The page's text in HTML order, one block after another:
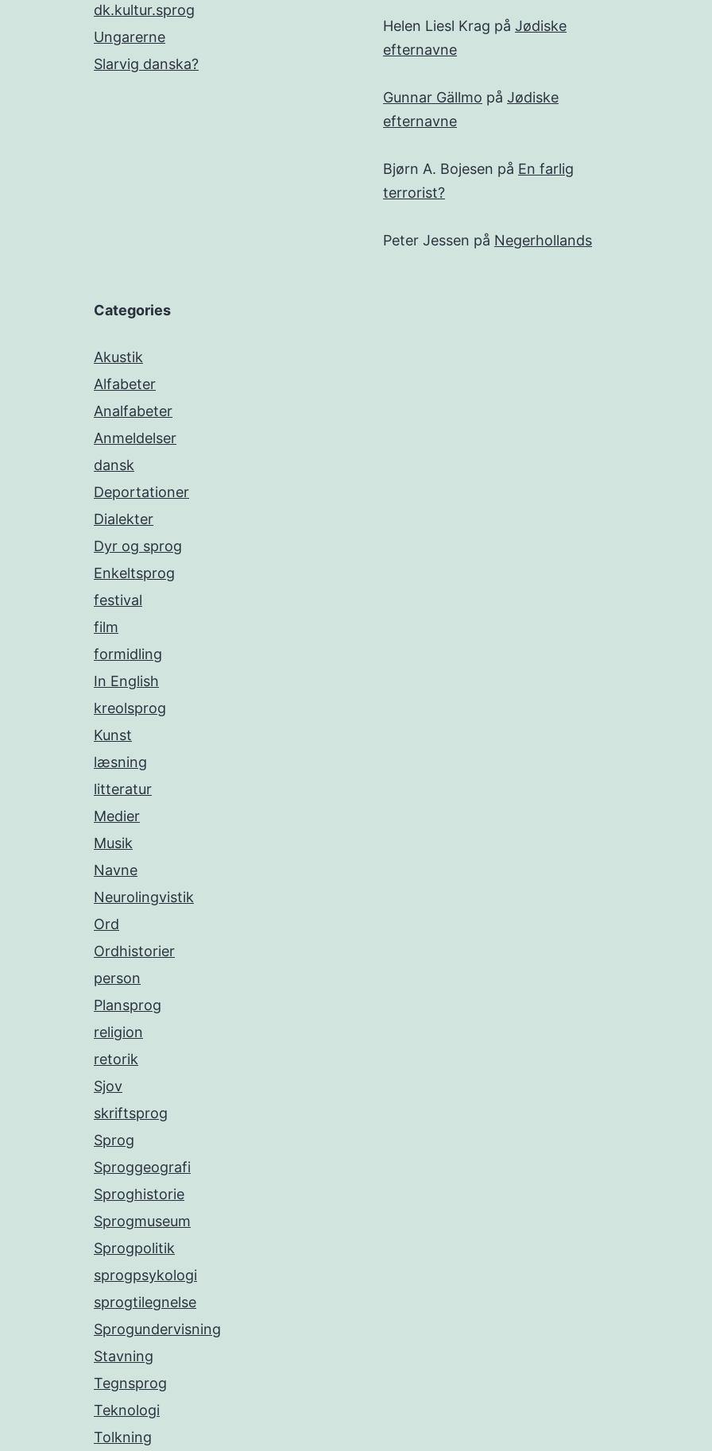
dk.kultur.sprog
Ungarerne
Slarvig danska?
Helen Liesl Krag på Jødiske
efternavne
Gunnar Gällmo på Jødiske
efternavne
Bjørn A. Bojesen på En farlig
terrorist?
Peter Jessen på Negerhollands
Categories
Akustik
Alfabeter
Analfabeter
Anmeldelser
dansk
Deportationer
Dialekter
Dyr og sprog
Enkeltsprog
festival
film
formidling
In English
kreolsprog
Kunst
læsning
litteratur
Medier
Musik
Navne
Neurolingvistik
Ord
Ordhistorier
person
Plansprog
religion
retorik
Sjov
skriftsprog
Sprog
Sproggeografi
Sproghistorie
Sprogmuseum
Sprogpolitik
sprogpsykologi
sprogtilegnelse
Sprogundervisning
Stavning
Tegnsprog
Teknologi
Tolkning